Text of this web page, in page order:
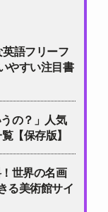
英語フリーフ
やすい注目書
の？」人気
【保存版】
世界の名画
る美術館サイ